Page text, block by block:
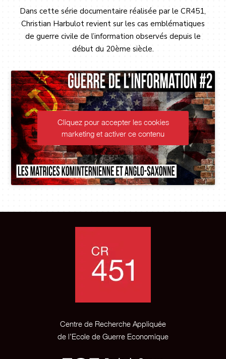
Dans cette série documentaire réalisée par le CR451,
Christian Harbulot revient sur les cas emblématiques
de guerre civile de l’information observés depuis le
début du 20ème siècle.
pour accepter les cookies
et activer ce contenu
Centre de Recherche Appliquée
de l’Ecole de Guerre Economique